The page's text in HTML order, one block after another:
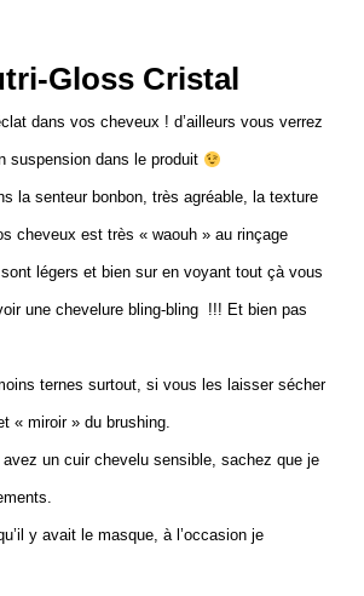
Gloss Cristal
dans vos cheveux ! d’ailleurs vous verrez
suspension dans le produit
la senteur bonbon, très agréable, la texture
cheveux est très « waouh » au rinçage
légers et bien sur en voyant tout çà vous
une chevelure bling-bling !!! Et bien pas
ternes surtout, si vous les laisser sécher
« miroir » du brushing.
un cuir chevelu sensible, sachez que je
y avait le masque, à l’occasion je